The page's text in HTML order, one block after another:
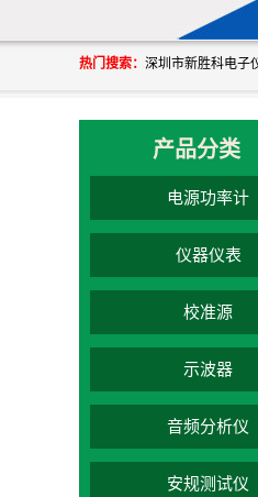
热门搜索：
产品分类
电源功率计
仪器仪表
校准源
示波器
音频分析仪
安规测试仪